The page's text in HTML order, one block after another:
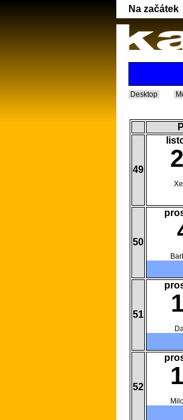
Na začátek
Desktop
49
50
51
52